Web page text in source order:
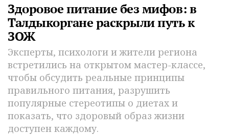
Здоровое питание без мифов: в
Талдыкоргане раскрыли путь к
ЗОЖ
Эксперты, психологи и жители региона
встретились на открытом мастер-классе,
чтобы обсудить реальные принципы
правильного питания, разрушить
популярные стереотипы о диетах и
показать, что здоровый образ жизни
доступен каждому.